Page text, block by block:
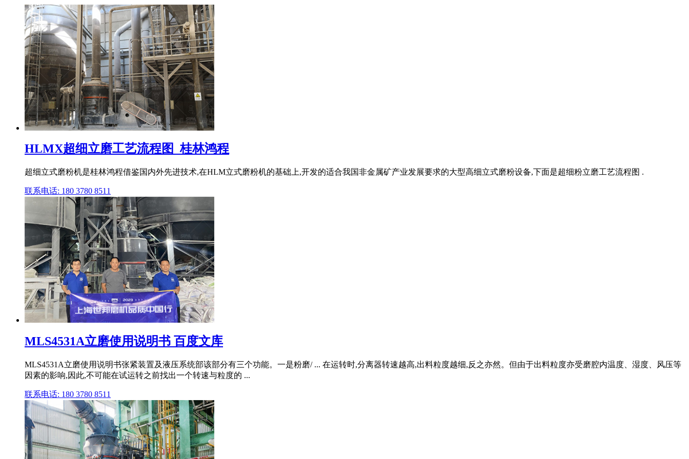
HLMX超细立磨工艺流程图_桂林鸿程
超细立式磨粉机是桂林鸿程借鉴国内外先进技术,在HLM立式磨粉机的基础上,开发的适合我国非金属矿产业发展要求的大型高细立式磨粉设备,下面是超细粉立磨工艺流程图 .
联系电话: 180 3780 8511
MLS4531A立磨使用说明书 百度文库
MLS4531A立磨使用说明书张紧装置及液压系统部该部分有三个功能。一是粉磨/ ... 在运转时,分离器转速越高,出料粒度越细,反之亦然。但由于出料粒度亦受磨腔内温度、湿度、风压等
因素的影响,因此,不可能在试运转之前找出一个转速与粒度的 ...
联系电话: 180 3780 8511